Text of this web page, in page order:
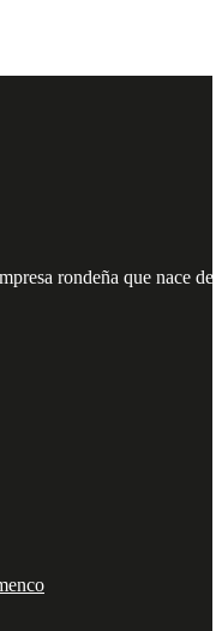
rondeña que nace